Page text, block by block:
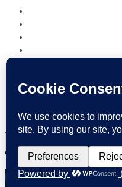
THISTED
REGION
efter: